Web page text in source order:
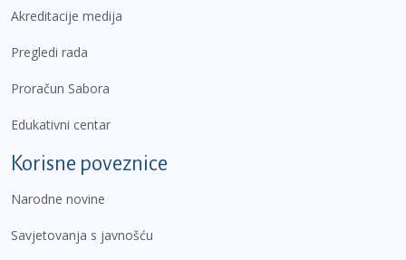
Akreditacije medija
Pregledi rada
Proračun Sabora
Edukativni centar
Korisne poveznice
Narodne novine
Savjetovanja s javnošću